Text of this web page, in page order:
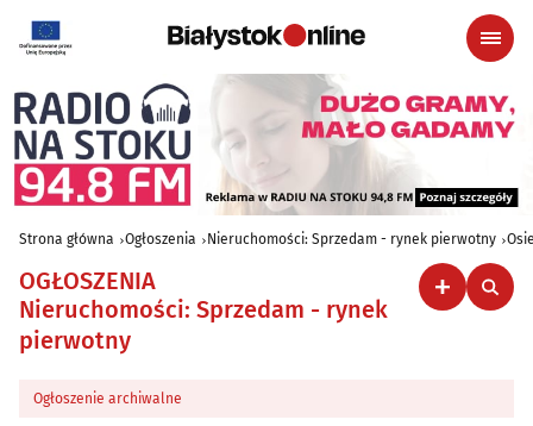
Strona główna Ogłoszenia Nieruchomości: Sprzedam - rynek pierwotny
OGŁOSZENIA
Nieruchomości: Sprzedam - rynek
pierwotny
Ogłoszenie archiwalne